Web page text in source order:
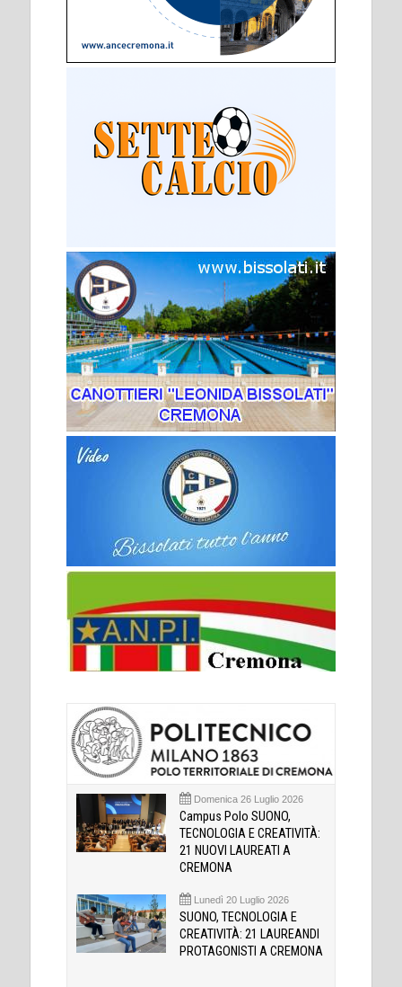
Domenica 26 Luglio 2026
Campus Polo SUONO,
TECNOLOGIA E CREATIVITÀ:
21 NUOVI LAUREATI A
CREMONA
Lunedì 20 Luglio 2026
SUONO, TECNOLOGIA E
CREATIVITÀ: 21 LAUREANDI
PROTAGONISTI A CREMONA